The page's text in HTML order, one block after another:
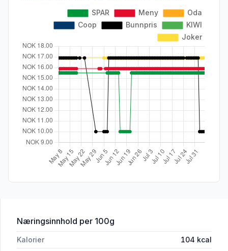
Næringsinnhold for 'Tine Rislunsj Uten Jordbær 150g'
per 100g
Kalorier 104 kcal